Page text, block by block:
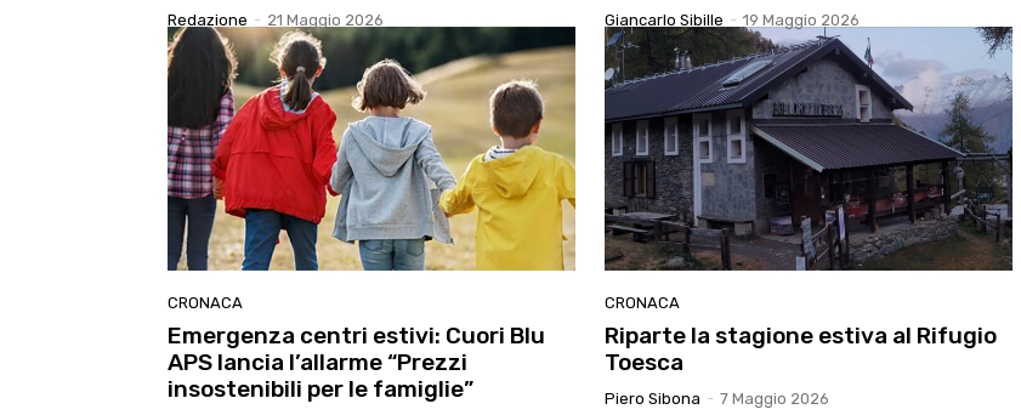
Redazione - 21 Maggio 2026 Giancarlo Sibille - 19 Maggio 2026
CRONACA
Emergenza centri estivi: Cuori Blu
APS lancia l’allarme “Prezzi
insostenibili per le famiglie”
CRONACA
Riparte la stagione estiva al Rifugio
Toesca
Piero Sibona - 7 Maggio 2026